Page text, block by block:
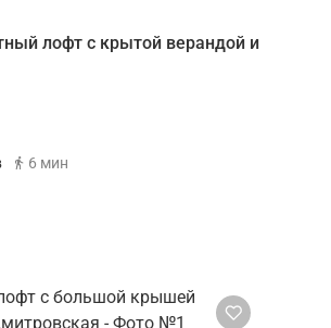
лофт с крытой верандой и
6 мин